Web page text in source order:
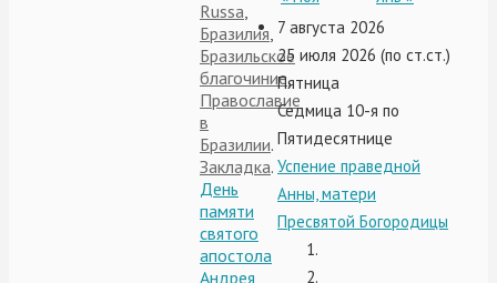
Russa,
Бразилия,
Бразильское
благочиние,
Православие
в
Бразилии.
Закладка.
День
памяти
святого
апостола
Андрея
7 августа 2026
25 июля 2026 (по ст.ст.)
Пятница
Седмица 10-я по
Пятидесятнице
Успение праведной
Анны, матери
Пресвятой Богородицы